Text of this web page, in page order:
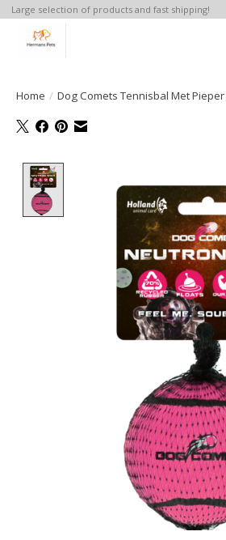
Large selection of products and fast shipping!
Home / Dog Comets Tennisbal Met